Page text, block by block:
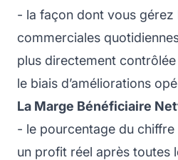
- la façon dont vous gérez
commerciales
plus directement
le biais d’améliorations
La Marge Bénéficiaire
- le pourcentage du chiffre
un profit réel après toutes